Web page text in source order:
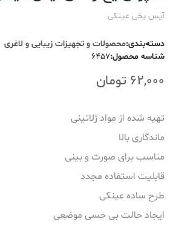
آیس یخی عینکی
دسته‌بندی:محصولات و تجهیزات زیبایی و لاغری
شناسه محصول:
6457
62,000 تومان
تهیه شده از مواد ژلاتینی
ماندگاری بالا
مناسب برای صورت و بینی
قابلیت استفاده مجدد
طرح ساده عینکی
ایجاد حالت بی حسی موضعی